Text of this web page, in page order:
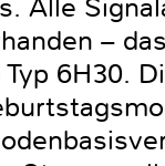
Alle
–
6H30.